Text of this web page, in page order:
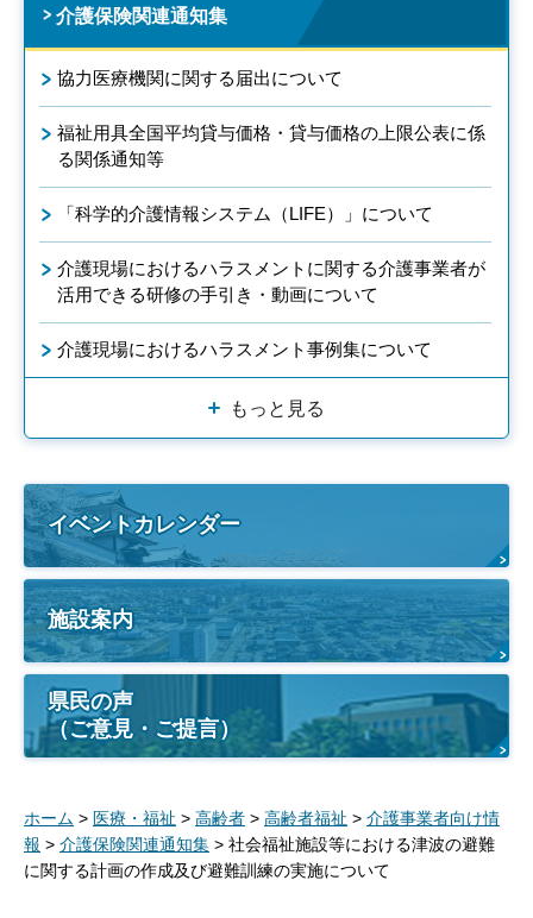
介護保険関連通知集
協力医療機関に関する届出について
福祉用具全国平均貸与価格・貸与価格の上限公表に係
る関係通知等
「科学的介護情報システム（LIFE）」について
介護現場におけるハラスメントに関する介護事業者が
活用できる研修の手引き・動画について
介護現場におけるハラスメント事例集について
もっと見る
イベントカレンダー
施設案内
県民の声
（ご意見・ご提言）
ホーム > 医療・福祉 > 高齢者 > 高齢者福祉 > 介護事業者向け情
報 > 介護保険関連通知集 > 社会福祉施設等における津波の避難
に関する計画の作成及び避難訓練の実施について